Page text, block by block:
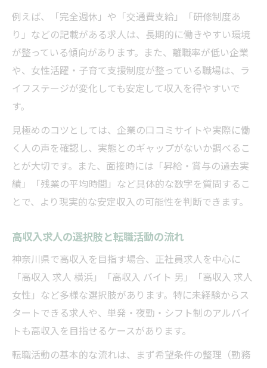
例えば、「完全週休」や「交通費支給」「研修制度あ
り」などの記載がある求人は、長期的に働きやすい環境
が整っている傾向があります。また、離職率が低い企業
や、女性活躍・子育て支援制度が整っている職場は、ラ
イフステージが変化しても安定して収入を得やすいで
す。
見極めのコツとしては、企業の口コミサイトや実際に働
く人の声を確認し、実態とのギャップがないか調べるこ
とが大切です。また、面接時には「昇給・賞与の過去実
績」「残業の平均時間」など具体的な数字を質問するこ
とで、より現実的な安定収入の可能性を判断できます。
高収入求人の選択肢と転職活動の流れ
神奈川県で高収入を目指す場合、正社員求人を中心に
「高収入 求人 横浜」「高収入 バイト 男」「高収入 求人
女性」など多様な選択肢があります。特に未経験からス
タートできる求人や、単発・夜勤・シフト制のアルバイ
トも高収入を目指せるケースがあります。
転職活動の基本的な流れは、まず希望条件の整理（勤務